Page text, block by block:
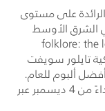
على مستوى
الشرق الأوسط
folklore: the
تايلور سويفت
ألبوم للعام.
4 ديسمبر عبر